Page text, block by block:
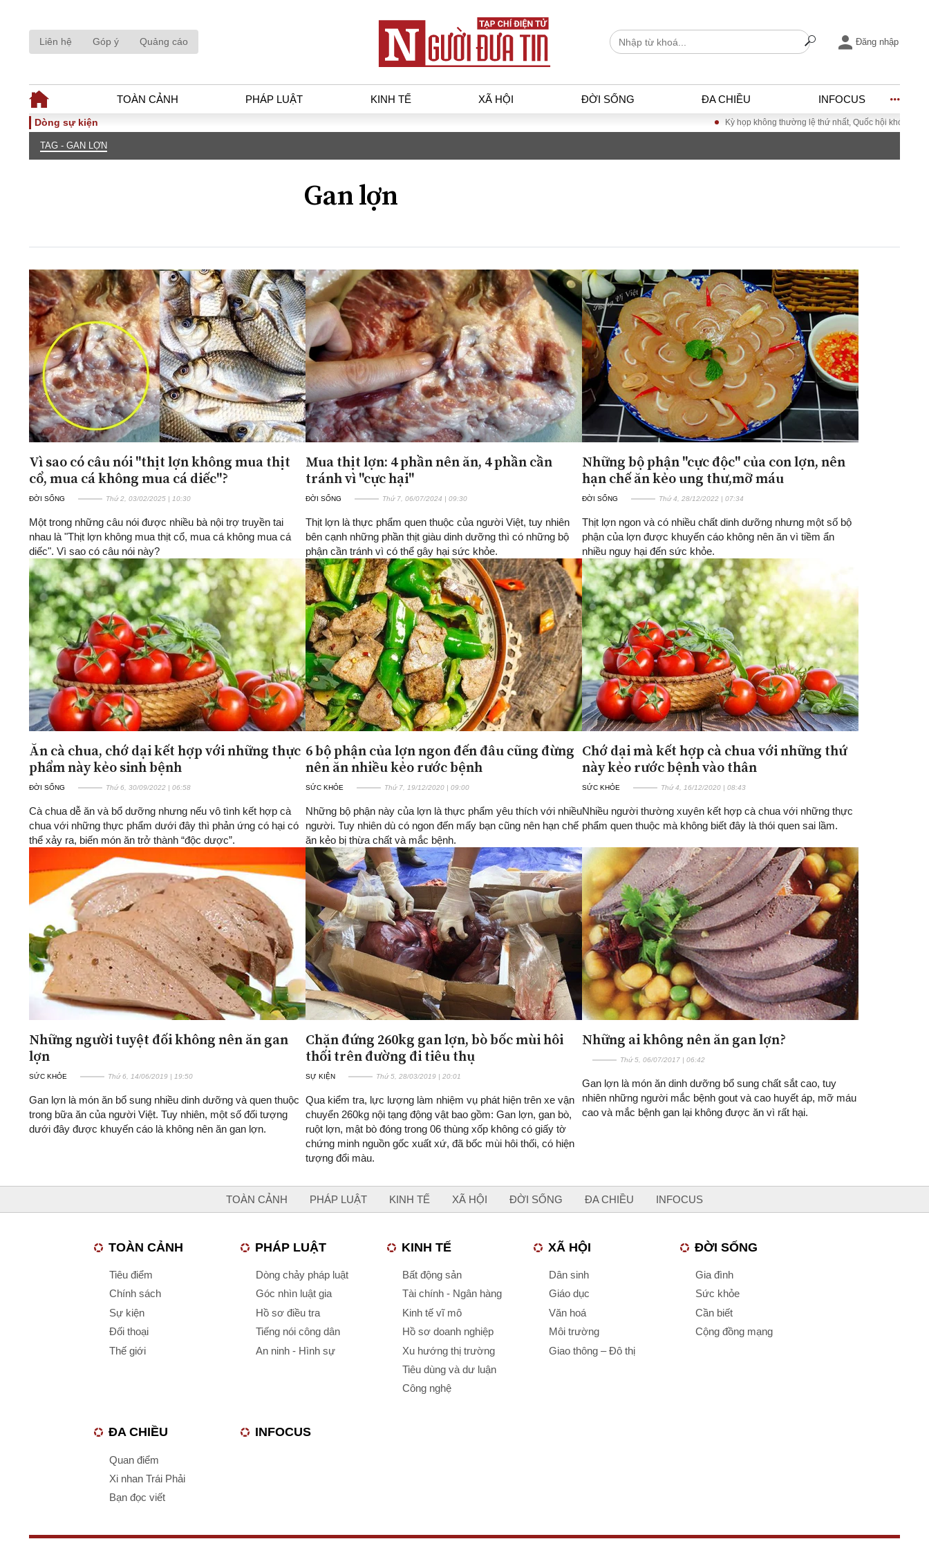
Liên hệ Góp ý Quảng cáo Đăng nhập
TOÀN CẢNH PHÁP LUẬT KINH TẾ XÃ HỘI ĐỜI SỐNG ĐA CHIỀU INFOCUS
TOÀN CẢNH
Thế giới
Góc nhìn luật gia
An ninh - Hình sự
Xu hướng thị trường
Tiêu dùng và dư luận
Công nghệ
Giao thông – Đô thị
ĐA CHIỀU
Quan điểm
Xi nhan Trái Phải
Bạn đọc viết
INFOCUS
Đăng ký tin tức mới
Dòng sự kiện Kỳ họp không thường lệ thứ nhất, Quốc hội khóa XVI
TAG - GAN LỢN
Gan lợn
Vì sao có câu nói "thịt lợn không mua thịt
cổ, mua cá không mua cá diếc"?
ĐỜI SỐNG Thứ 2, 03/02/2025 | 10:30
Một trong những câu nói được nhiều bà nội trợ truyền tai
nhau là "Thịt lợn không mua thịt cổ, mua cá không mua cá
diếc". Vì sao có câu nói này?
Mua thịt lợn: 4 phần nên ăn, 4 phần cần
tránh vì "cực hại"
ĐỜI SỐNG Thứ 7, 06/07/2024 | 09:30
Thịt lợn là thực phẩm quen thuộc của người Việt, tuy nhiên
bên cạnh những phần thịt giàu dinh dưỡng thì có những bộ
phận cần tránh vì có thể gây hại sức khỏe.
Những bộ phận "cực độc" của con lợn, nên
hạn chế ăn kẻo ung thư,mỡ máu
ĐỜI SỐNG Thứ 4, 28/12/2022 | 07:34
Thịt lợn ngon và có nhiều chất dinh dưỡng nhưng một số bộ
phận của lợn được khuyến cáo không nên ăn vì tiềm ẩn
nhiều nguy hại đến sức khỏe.
Ăn cà chua, chớ dại kết hợp với những thực
phẩm này kẻo sinh bệnh
ĐỜI SỐNG Thứ 6, 30/09/2022 | 06:58
Cà chua dễ ăn và bổ dưỡng nhưng nếu vô tình kết hợp cà
chua với những thực phẩm dưới đây thì phản ứng có hại có
thể xảy ra, biến món ăn trở thành “độc dược”.
6 bộ phận của lợn ngon đến đâu cũng đừng
nên ăn nhiều kẻo rước bệnh
SỨC KHỎE Thứ 7, 19/12/2020 | 09:00
Những bộ phận này của lợn là thực phẩm yêu thích với nhiều
người. Tuy nhiên dù có ngon đến mấy bạn cũng nên hạn chế
ăn kẻo bị thừa chất và mắc bệnh.
Chớ dại mà kết hợp cà chua với những thứ
này kẻo rước bệnh vào thân
SỨC KHỎE Thứ 4, 16/12/2020 | 08:43
Nhiều người thường xuyên kết hợp cà chua với những thực
phẩm quen thuộc mà không biết đây là thói quen sai lầm.
Những người tuyệt đối không nên ăn gan
lợn
SỨC KHỎE Thứ 6, 14/06/2019 | 19:50
Gan lợn là món ăn bổ sung nhiều dinh dưỡng và quen thuộc
trong bữa ăn của người Việt. Tuy nhiên, một số đối tượng
dưới đây được khuyến cáo là không nên ăn gan lợn.
Chặn đứng 260kg gan lợn, bò bốc mùi hôi
thối trên đường đi tiêu thụ
SỰ KIỆN Thứ 5, 28/03/2019 | 20:01
Qua kiểm tra, lực lượng làm nhiệm vụ phát hiện trên xe vận
chuyển 260kg nội tạng động vật bao gồm: Gan lợn, gan bò,
ruột lợn, mật bò đóng trong 06 thùng xốp không có giấy tờ
chứng minh nguồn gốc xuất xứ, đã bốc mùi hôi thối, có hiện
tượng đổi màu.
Những ai không nên ăn gan lợn?
Thứ 5, 06/07/2017 | 06:42
Gan lợn là món ăn dinh dưỡng bổ sung chất sắt cao, tuy
nhiên những người mắc bệnh gout và cao huyết áp, mỡ máu
cao và mắc bệnh gan lại không được ăn vì rất hại.
TOÀN CẢNH PHÁP LUẬT KINH TẾ XÃ HỘI ĐỜI SỐNG ĐA CHIỀU INFOCUS
TOÀN CẢNH
Tiêu điểm
Chính sách
Sự kiện
Đối thoại
Thế giới
PHÁP LUẬT
Dòng chảy pháp luật
Góc nhìn luật gia
Hồ sơ điều tra
Tiếng nói công dân
An ninh - Hình sự
KINH TẾ
Bất động sản
Tài chính - Ngân hàng
Kinh tế vĩ mô
Hồ sơ doanh nghiệp
Xu hướng thị trường
Tiêu dùng và dư luận
Công nghệ
XÃ HỘI
Dân sinh
Giáo dục
Văn hoá
Môi trường
Giao thông – Đô thị
ĐỜI SỐNG
Gia đình
Sức khỏe
Cần biết
Cộng đồng mạng
ĐA CHIỀU
Quan điểm
Xi nhan Trái Phải
Bạn đọc viết
INFOCUS